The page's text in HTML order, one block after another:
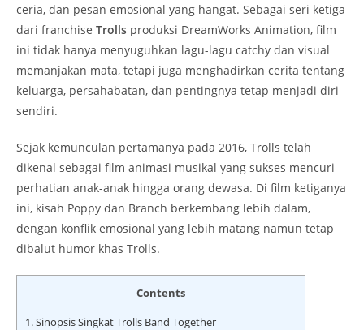
ceria, dan pesan emosional yang hangat. Sebagai seri ketiga
dari franchise Trolls produksi DreamWorks Animation, film
ini tidak hanya menyuguhkan lagu-lagu catchy dan visual
memanjakan mata, tetapi juga menghadirkan cerita tentang
keluarga, persahabatan, dan pentingnya tetap menjadi diri
sendiri.
Sejak kemunculan pertamanya pada 2016, Trolls telah
dikenal sebagai film animasi musikal yang sukses mencuri
perhatian anak-anak hingga orang dewasa. Di film ketiganya
ini, kisah Poppy dan Branch berkembang lebih dalam,
dengan konflik emosional yang lebih matang namun tetap
dibalut humor khas Trolls.
Contents
1.Sinopsis Singkat Trolls Band Together